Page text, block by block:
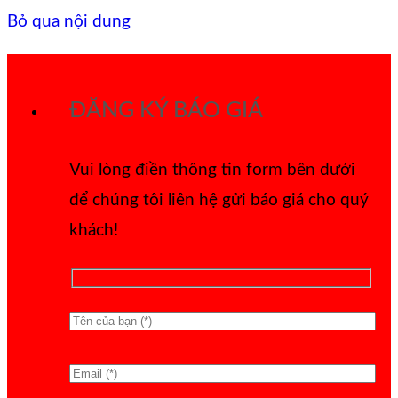
Bỏ qua nội dung
ĐĂNG KÝ BÁO GIÁ
Vui lòng điền thông tin form bên dưới
để chúng tôi liên hệ gửi báo giá cho quý
khách!